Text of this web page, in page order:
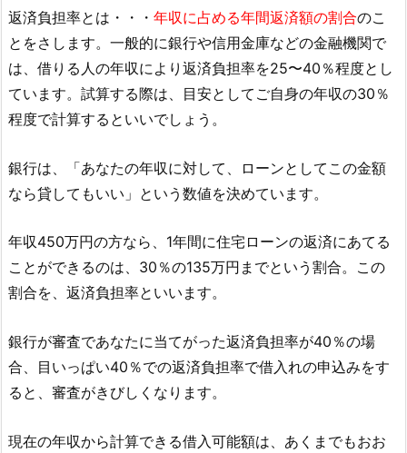
返済負担率とは・・・ 年収に占める年間返済額の割合のこ
とをさします。一般的に銀行や信用金庫などの金融機関で
は、借りる人の年収により返済負担率を25〜40％程度とし
ています。試算する際は、目安としてご自身の年収の30％
程度で計算するといいでしょう。
銀行は、「あなたの年収に対して、ローンとしてこの金額
なら貸してもいい」という数値を決めています。
年収450万円の方なら、1年間に住宅ローンの返済にあてる
ことができるのは、30％の135万円までという割合。この
割合を、返済負担率といいます。
銀行が審査であなたに当てがった返済負担率が40％の場
合、目いっぱい40％での返済負担率で借入れの申込みをす
ると、審査がきびしくなります。
現在の年収から計算できる借入可能額は、あくまでもおお